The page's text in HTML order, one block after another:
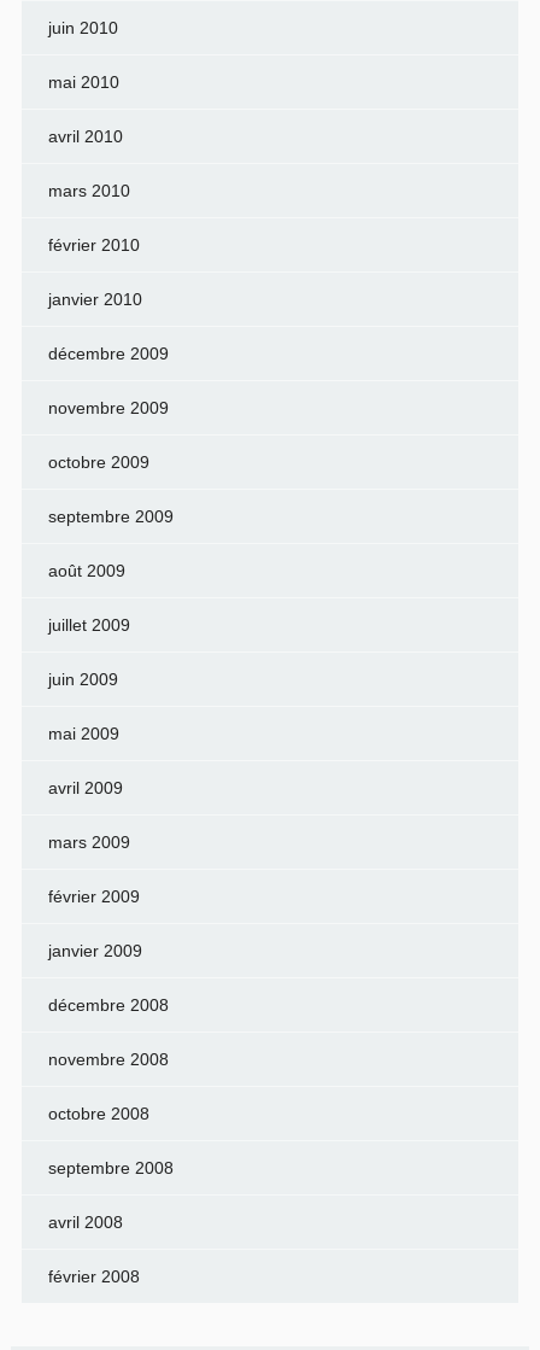
juin 2010
mai 2010
avril 2010
mars 2010
février 2010
janvier 2010
décembre 2009
novembre 2009
octobre 2009
septembre 2009
août 2009
juillet 2009
juin 2009
mai 2009
avril 2009
mars 2009
février 2009
janvier 2009
décembre 2008
novembre 2008
octobre 2008
septembre 2008
avril 2008
février 2008